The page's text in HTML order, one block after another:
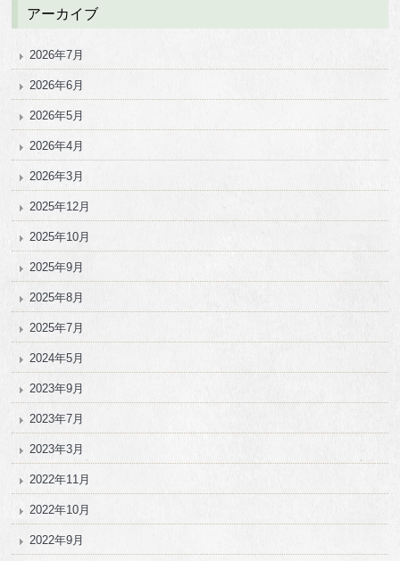
アーカイブ
2026年7月
2026年6月
2026年5月
2026年4月
2026年3月
2025年12月
2025年10月
2025年9月
2025年8月
2025年7月
2024年5月
2023年9月
2023年7月
2023年3月
2022年11月
2022年10月
2022年9月